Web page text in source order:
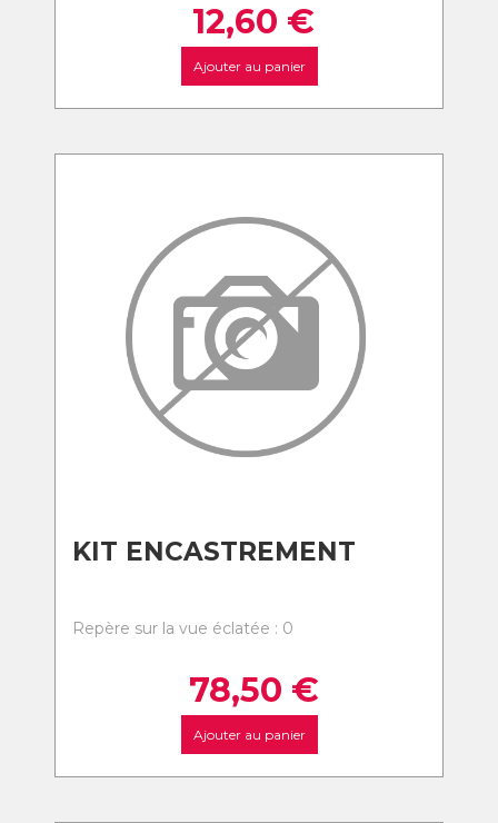
12,60 €
Ajouter au panier
KIT ENCASTREMENT
Repère sur la vue éclatée : 0
78,50 €
Ajouter au panier